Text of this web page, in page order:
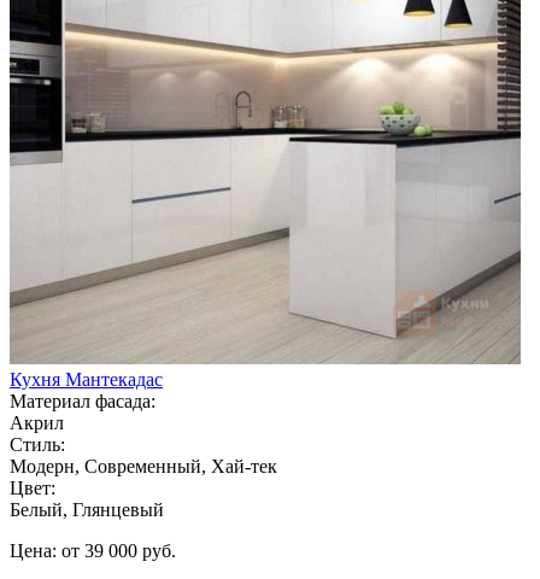
Кухня Мантекадас
Материал фасада:
Акрил
Стиль:
Модерн, Современный, Хай-тек
Цвет:
Белый, Глянцевый
Цена: от 39 000 руб.